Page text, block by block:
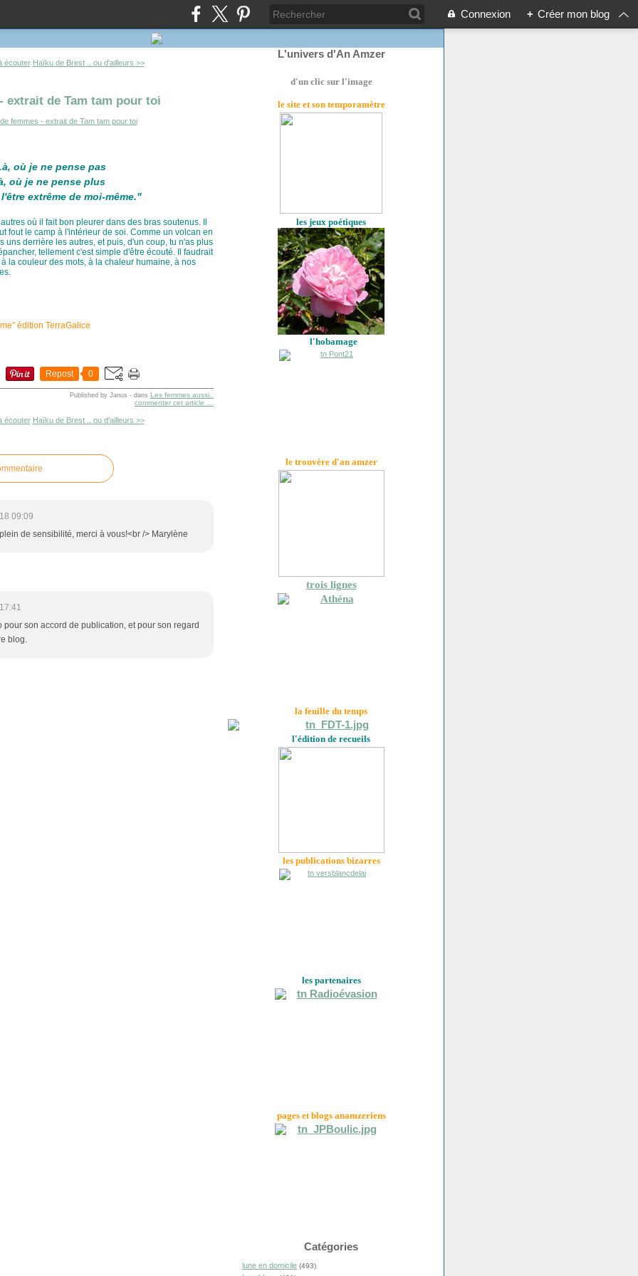
Connexion + Créer mon blog
écouter Haïku de Brest .. ou d'ailleurs >>
extrait de Tam tam pour toi
où je ne pense pas
où je ne pense plus
extrême de moi-même."
où il fait bon pleurer dans des bras soutenus. Il
fout le camp à l'intérieur de soi. Comme un volcan en
uns derrière les autres, et puis, d'un coup, tu n'as plus
tellement c'est simple d'être écouté. Il faudrait
la couleur des mots, à la chaleur humaine, à nos
édition TerraGalice
Repost 0
Published by Janus - dans Les femmes aussi..
commenter cet article
écouter Haïku de Brest .. ou d'ailleurs >>
09:09
de sensibilité, merci à vous!<br /> Marylène
pour son accord de publication, et pour son regard
blog.
L'univers d'An Amzer
d'un clic sur l'image
le site et son temporamètre
les jeux poétiques
l'hobamage
le trouvère d'an amzer
trois lignes
la feuille du temps
l'édition de recueils
les publications bizarres
les partenaires
pages et blogs anamzeriens
Catégories
lune en domicile (493)